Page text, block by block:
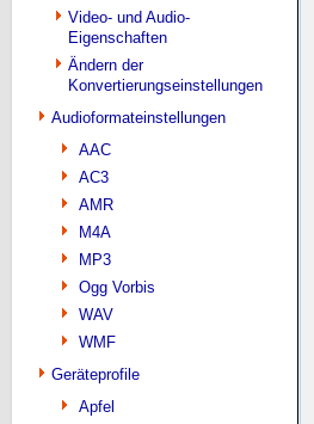
Video- und Audio-
Eigenschaften
Ändern der
Konvertierungseinstellungen
Audioformateinstellungen
AAC
AC3
AMR
M4A
MP3
Ogg Vorbis
WAV
WMF
Geräteprofile
Apfel